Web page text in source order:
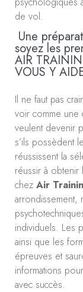
de vol.
Une
soyez les
AIR
VOUS Y
Il ne faut pas
voir comme une
veulent devenir
s’ils possèdent
réussissent la
réussir à
chez Air
arrondissement,
individuels. Les
ainsi que les
épreuves et
informations
avec succès.